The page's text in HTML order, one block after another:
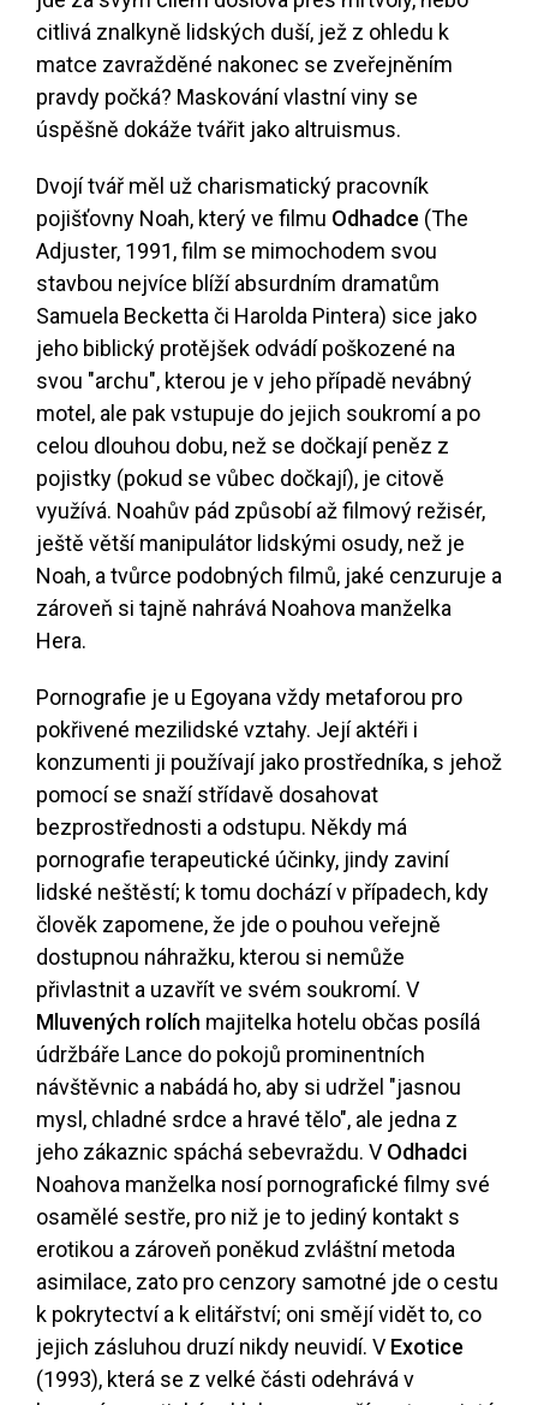
citlivá znalkyně lidských duší, jež z ohledu k
matce zavražděné nakonec se zveřejněním
pravdy počká? Maskování vlastní viny se
úspěšně dokáže tvářit jako altruismus.
Dvojí tvář měl už charismatický pracovník
pojišťovny Noah, který ve filmu Odhadce (The
Adjuster, 1991, film se mimochodem svou
stavbou nejvíce blíží absurdním dramatům
Samuela Becketta či Harolda Pintera) sice jako
jeho biblický protějšek odvádí poškozené na
svou "archu", kterou je v jeho případě nevábný
motel, ale pak vstupuje do jejich soukromí a po
celou dlouhou dobu, než se dočkají peněz z
pojistky (pokud se vůbec dočkají), je citově
využívá. Noahův pád způsobí až filmový režisér,
ještě větší manipulátor lidskými osudy, než je
Noah, a tvůrce podobných filmů, jaké cenzuruje a
zároveň si tajně nahrává Noahova manželka
Hera.
Pornografie je u Egoyana vždy metaforou pro
pokřivené mezilidské vztahy. Její aktéři i
konzumenti ji používají jako prostředníka, s jehož
pomocí se snaží střídavě dosahovat
bezprostřednosti a odstupu. Někdy má
pornografie terapeutické účinky, jindy zaviní
lidské neštěstí; k tomu dochází v případech, kdy
člověk zapomene, že jde o pouhou veřejně
dostupnou náhražku, kterou si nemůže
přivlastnit a uzavřít ve svém soukromí. V
Mluvených rolích majitelka hotelu občas posílá
údržbáře Lance do pokojů prominentních
návštěvnic a nabádá ho, aby si udržel "jasnou
mysl, chladné srdce a hravé tělo", ale jedna z
jeho zákaznic spáchá sebevraždu. V Odhadci
Noahova manželka nosí pornografické filmy své
osamělé sestře, pro niž je to jediný kontakt s
erotikou a zároveň poněkud zvláštní metoda
asimilace, zato pro cenzory samotné jde o cestu
k pokrytectví a k elitářství; oni smějí vidět to, co
jejich zásluhou druzí nikdy neuvidí. V Exotice
(1993), která se z velké části odehrává v